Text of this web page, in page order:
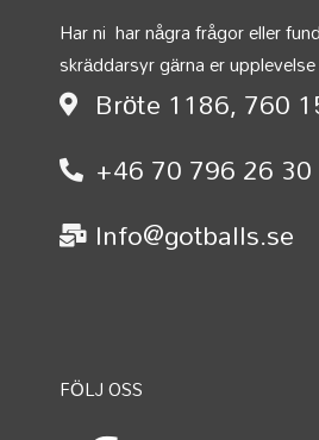
Har ni har några frågor eller
skräddarsyr gärna er
Bröte 1186, 760
+46 70 796 26 30
Info@gotballs.se
FÖLJ OSS